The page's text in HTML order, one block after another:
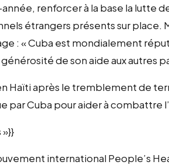
renforcer à la base la lutte
étrangers présents sur place.
: « Cuba est mondialement
de son aide aux autres
Haïti après le tremblement de
par Cuba pour aider à
international People’s